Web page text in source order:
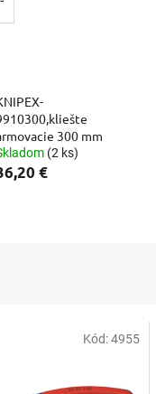
300 mm
(2 ks)
€
Kód:4955